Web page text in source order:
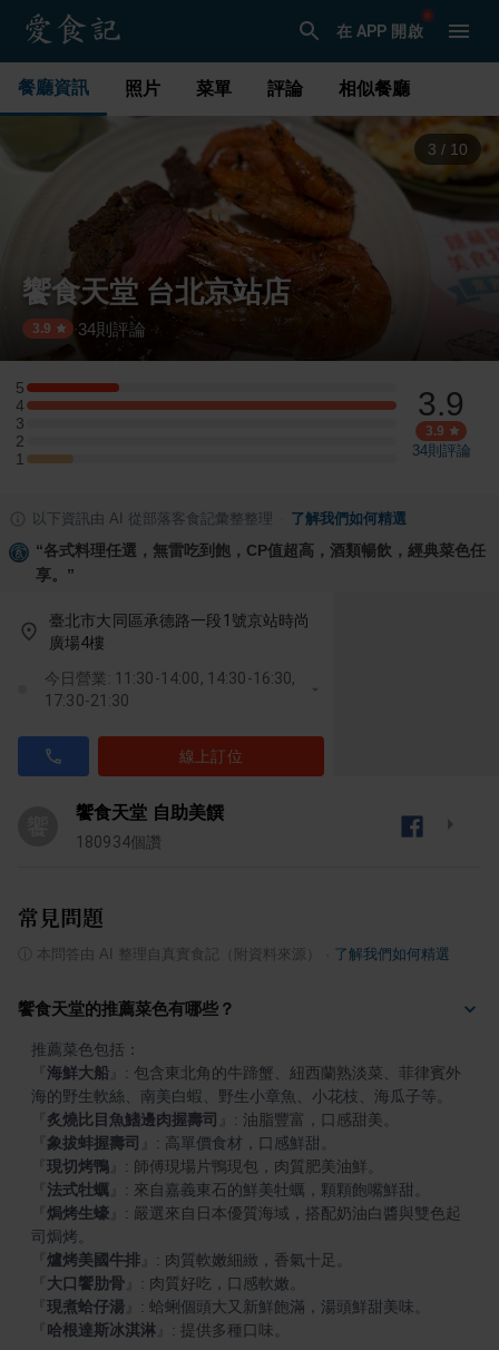
在 APP 開啟
餐廳資訊 照片 菜單 評論 相似餐廳
3 / 10
饗食天堂 台北京站店
3.9 ·34則評論
5
5 星：2 則評論
4
4 星：8 則評論
3
3 星：0 則評論
2
2 星：0 則評論
1
1 星：1 則評論
3.9
3.9
34則評論
以下資訊由 AI 從部落客食記彙整整理 了解我們如何精選
“各式料理任選，無雷吃到飽，CP值超高，酒類暢飲，經典菜色任
享。 ”
臺北市大同區承德路一段1號京站時尚
廣場4樓
今日營業: 11:30-14:00, 14:30-16:30,
17:30-21:30
線上訂位
饗食天堂 自助美饌
180934個讚
常見問題
本問答由 AI 整理自真實食記（附資料來源） 了解我們如何精選
饗食天堂的推薦菜色有哪些？
海鮮大船
: 包含東北角的牛蹄蟹、紐西蘭熟淡菜、菲律賓外
炙燒比目魚鰭邊肉握壽司
象拔蚌握壽司
現切烤鴨
法式牡蠣
焗烤生蠔
: 嚴選來自日本優質海域，搭配奶油白醬與雙色起
爐烤美國牛排
大口饗肋骨
現煮蛤仔湯
哈根達斯冰淇淋 : 提供多種口味。